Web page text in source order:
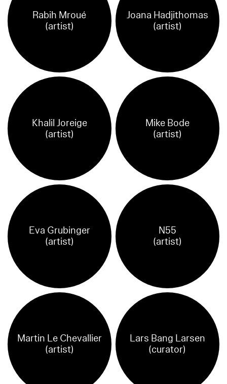
Rabih Mroué
(artist)
Joana Hadjithomas
(artist)
Khalil Joreige
(artist)
Mike Bode
(artist)
Eva Grubinger
(artist)
N55
(artist)
Martin Le Chevallier
(artist)
Lars Bang Larsen
(curator)